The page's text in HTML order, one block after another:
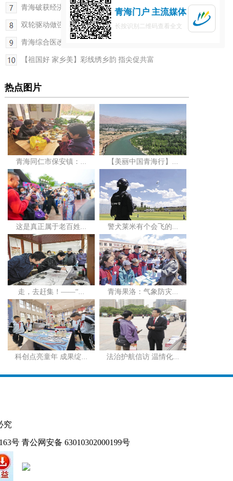
青海破获经济犯罪案件400余起
双轮驱动做强“青字号”品牌知识产权
青海综合医改取得新进展
【祖国好 家乡美】彩线绣乡韵 指尖促共富
热点图片
青海同仁市保安镇：... 【美丽中国青海行】...
这是真正属于老百姓... 警犬莱米有个会飞的...
走，去赶集！——“... 青海果洛：气象防灾...
科创点亮童年 成果绽... 法治护航信访 温情化...
究
号 青公网安备 63010302000199号
青海门户 主流媒体
长按识别二维码查看全文